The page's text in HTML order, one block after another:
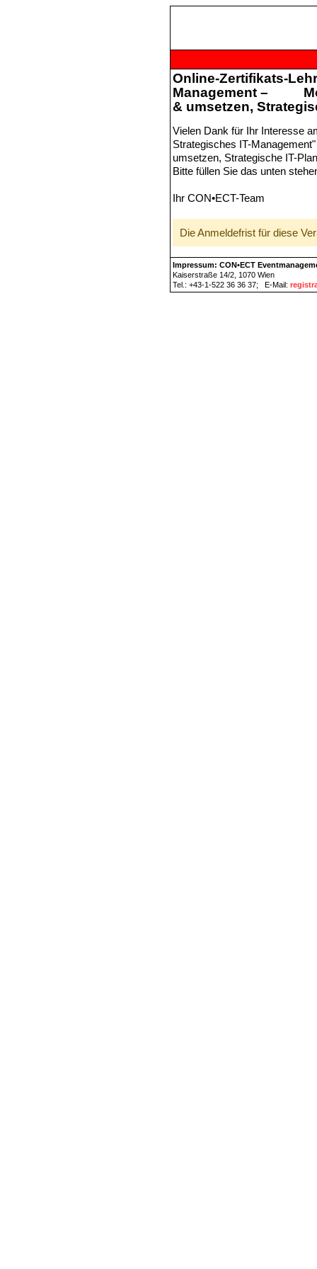
Online-Zertifikats-
Management –
& umsetzen,
Vielen Dank für Ihr Interesse
Strategisches IT-
umsetzen, Strategische IT-
Bitte füllen Sie das unten
Ihr CON•ECT-Team
Die Anmeldefrist für diese
Impressum: CON•ECT
Kaiserstraße 14/2, 1070 Wien
Tel.: +43-1-522 36 36 37; E-Mail: